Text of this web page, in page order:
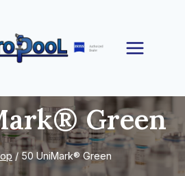
Green
/ 50 UniMark® Green